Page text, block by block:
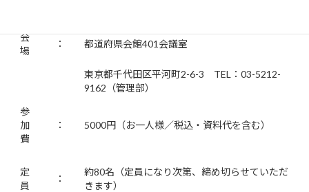
会
場
： 都道府県会館401会議室
東京都千代田区平河町2-6-3 TEL：03-5212-
9162（管理部）
参
加
費
： 5000円（お一人様／税込・資料代を含む）
定
員
：
約80名（定員になり次第、締め切らせていただ
きます）